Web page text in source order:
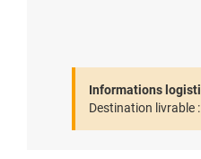
Informations
Destination livrable :